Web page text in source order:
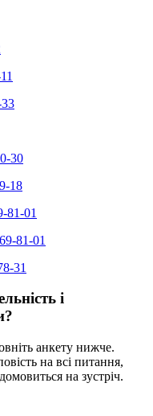
30
18
81-01
81-01
31
і
анкету нижче.
на всі питання,
на зустріч.